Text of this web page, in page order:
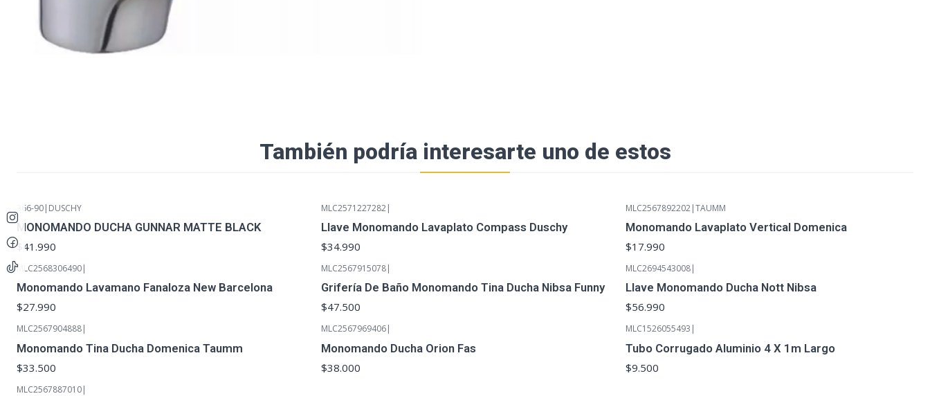
También podría interesarte uno de estos
366-90| DUSCHY
MONOMANDO DUCHA GUNNAR MATTE BLACK
$41.990
MLC2571227282|
Llave Monomando Lavaplato Compass Duschy
$34.990
MLC2567892202|TAUMM
Monomando Lavaplato Vertical Domenica
$17.990
MLC2568306490|
Monomando Lavamano Fanaloza New Barcelona
$27.990
MLC2567915078|
Grifería De Baño Monomando Tina Ducha Nibsa Funny
$47.500
MLC2694543008|
Llave Monomando Ducha Nott Nibsa
$56.990
MLC2567904888|
Monomando Tina Ducha Domenica Taumm
$33.500
MLC2567969406|
Monomando Ducha Orion Fas
$38.000
MLC1526055493 |
Tubo Corrugado Aluminio 4 X 1m Largo
$9.500
MLC2567887010|